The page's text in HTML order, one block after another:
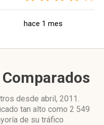
hace 1 mes
desde abril, 2011.
tan alto como 2 549
de su tráfico